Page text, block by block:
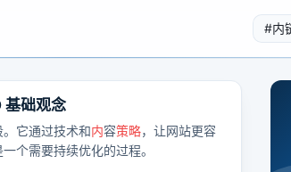
基础观念
它通过技术和内容策略，让网站更容
个需要持续优化的过程。